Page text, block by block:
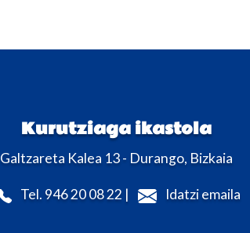
Kurutziaga ikastola
Galtzareta Kalea 13 - Durango, Bizkaia
Tel. 946 20 08 22 | Idatzi emaila